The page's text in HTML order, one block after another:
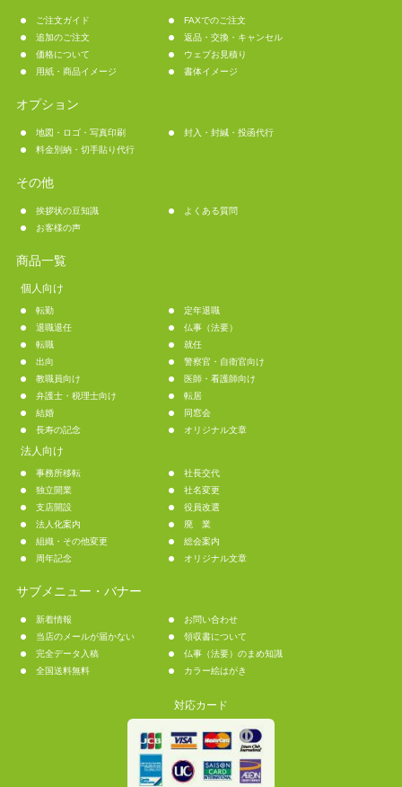
ご注文ガイド
FAXでのご注文
追加のご注文
返品・交換・キャンセル
価格について
ウェブお見積り
用紙・商品イメージ
書体イメージ
オプション
地図・ロゴ・写真印刷
封入・封緘・投函代行
料金別納・切手貼り代行
その他
挨拶状の豆知識
よくある質問
お客様の声
商品一覧
個人向け
転勤
定年退職
退職退任
仏事（法要）
転職
就任
出向
警察官・自衛官向け
教職員向け
医師・看護師向け
弁護士・税理士向け
転居
結婚
同窓会
長寿の記念
オリジナル文章
法人向け
事務所移転
社長交代
独立開業
社名変更
支店開設
役員改選
法人化案内
廃 業
組織・その他変更
総会案内
周年記念
オリジナル文章
サブメニュー・バナー
新着情報
お問い合わせ
当店のメールが届かない
領収書について
完全データ入稿
仏事（法要）のまめ知識
全国送料無料
カラー絵はがき
対応カード